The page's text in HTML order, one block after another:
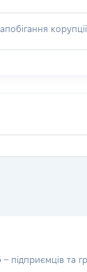
підприємців та